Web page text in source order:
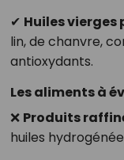
✔ Huiles vierges
lin, de chanvre,
antioxydants.
Les aliments à
❌ Produits
huiles